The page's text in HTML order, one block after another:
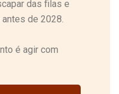
das filas e
de 2028.
é agir com